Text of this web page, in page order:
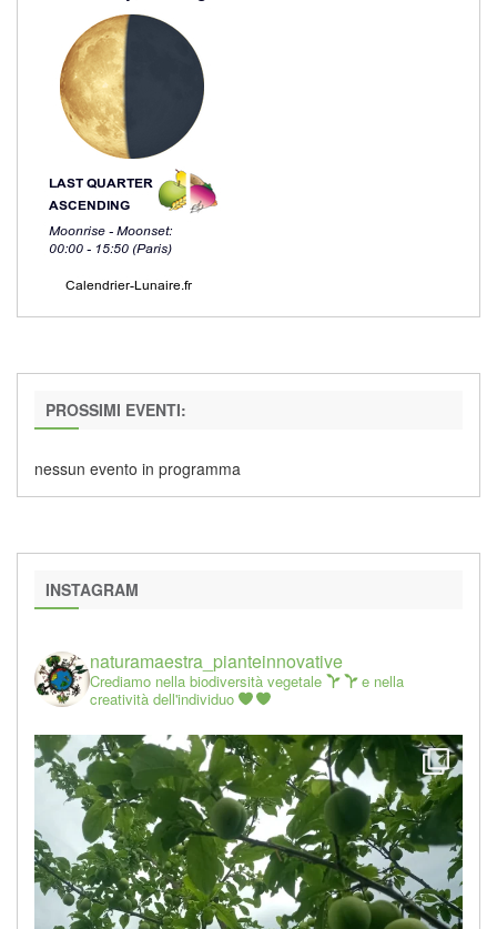
PROSSIMI EVENTI:
nessun evento in programma
INSTAGRAM
naturamaestra_pianteinnovative
Crediamo nella biodiversità vegetale
e nella
creatività dell'individuo